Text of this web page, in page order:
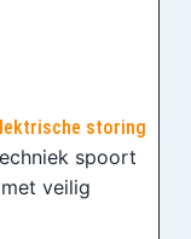
storing
spoort
veilig